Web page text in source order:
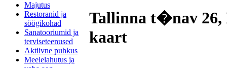
Majutus
Restoranid ja
söögikohad
Sanatooriumid ja
terviseteenused
Aktiivne puhkus
Meelelahutus ja
Tallinna t�nav 26,
kaart